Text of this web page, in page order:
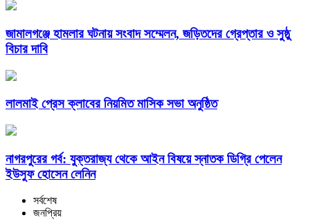
জামালগঞ্জে হামলার ঘটনায় সংবাদ সম্মেলন, জড়িতদের গ্রেপ্তার ও সুষ্ঠু
বিচার দাবি
লালমাই প্রেস ক্লাবের নিয়মিত মাসিক সভা অনুষ্ঠিত
নাগরপুরের গর্ব: যুক্তরাজ্য থেকে আইন বিষয়ে স্নাতক ডিগ্রি পেলেন
ইউসুফ হোসেন লেনিন
সর্বশেষ
জনপ্রিয়